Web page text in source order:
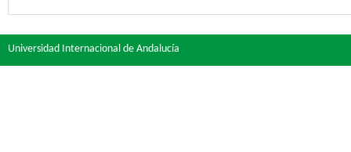
Universidad Internacional de Andalucía